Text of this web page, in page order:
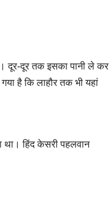
दूर-दूर तक इसका पानी ले कर
है कि लाहौर तक भी यहां
था। हिंद केसरी पहलवान